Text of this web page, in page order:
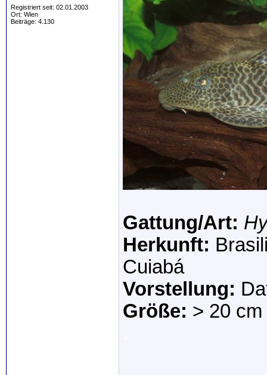
Registriert seit: 02.01.2003
Ort: Wien
Beiträge: 4.130
Gattung/Art:
Herkunft:
Cuiabá
Vorstellung:
Größe: > 20 cm